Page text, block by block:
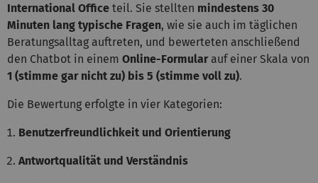
International Office teil. Sie stellten mindestens 30
Minuten lang typische Fragen, wie sie auch im täglichen
Beratungsalltag auftreten, und bewerteten anschließend
den Chatbot in einem Online-Formularauf einer Skala von
1 (stimme gar nicht zu) bis 5 (stimme voll zu).
Die Bewertung erfolgte in vier Kategorien:
Benutzerfreundlichkeit und Orientierung
Antwortqualität und Verständnis